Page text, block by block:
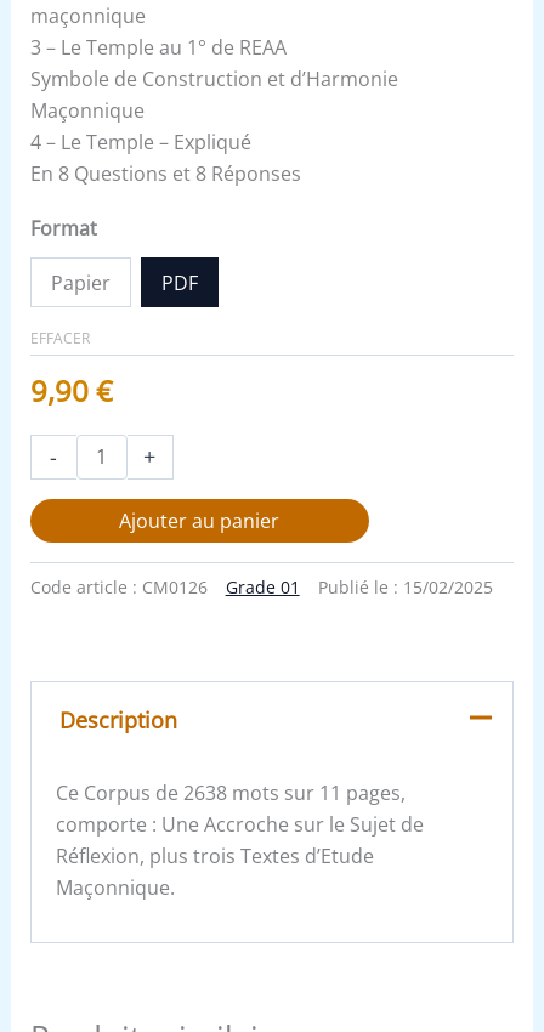
maçonnique
3 – Le Temple au 1° de REAA
Symbole de Construction et d’Harmonie
Maçonnique
4 – Le Temple – Expliqué
En 8 Questions et 8 Réponses
Format
Papier PDF
EFFACER
9,90€
- +
Ajouter au panier
Code article : CM0126 Grade 01 Publié le : 15/02/2025
Description
Ce Corpus de 2638 mots sur 11 pages,
comporte : Une Accroche sur le Sujet de
Réflexion, plus trois Textes d’Etude
Maçonnique.